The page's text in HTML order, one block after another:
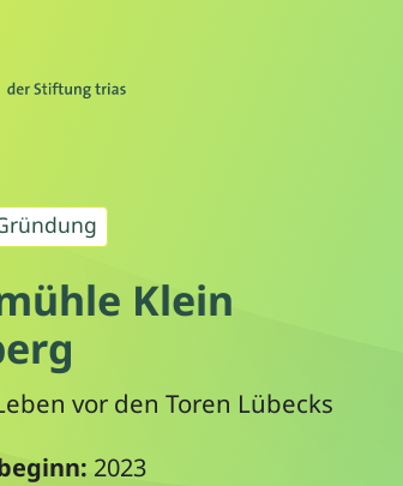
Klein
vor den Toren Lübecks
2023